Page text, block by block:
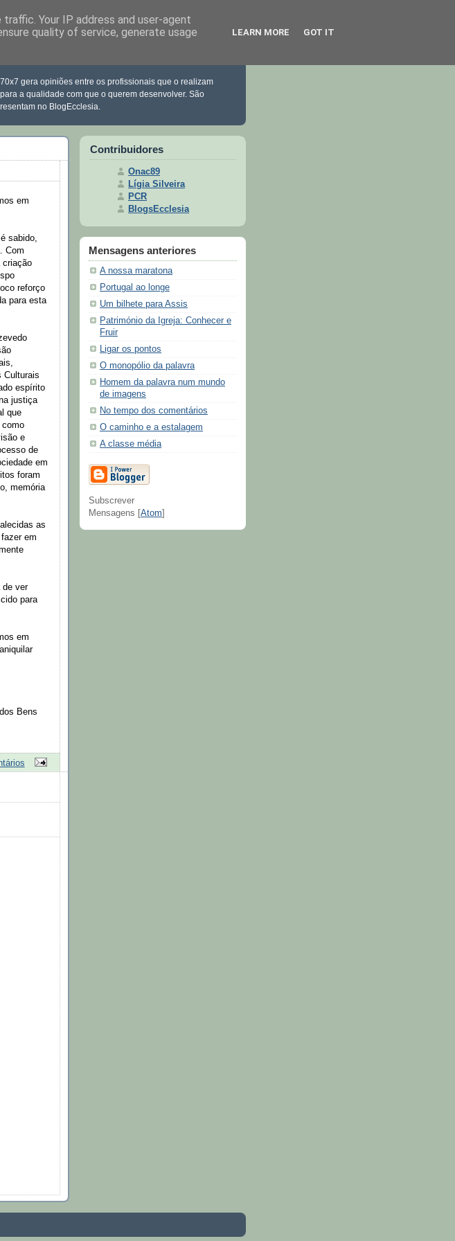
gera opiniões entre os profissionais que o realizam
a qualidade com que o querem desenvolver. São
no BlogEcclesia.
em
sabido,
Com
criação
reforço
para esta
Culturais
espírito
justiça
que
como
e
de
em
foram
memória
as
em
de ver
para
em
Bens
Contribuidores
Onac89
Lígia Silveira
PCR
BlogsEcclesia
Mensagens anteriores
A nossa maratona
Portugal ao longe
Um bilhete para Assis
Património da Igreja: Conhecer e
Fruir
Ligar os pontos
O monopólio da palavra
Homem da palavra num mundo
de imagens
No tempo dos comentários
O caminho e a estalagem
A classe média
Subscrever
Mensagens [Atom]
Your IP address and user-agent
quality of service, generate usage
LEARN MORE GOT IT